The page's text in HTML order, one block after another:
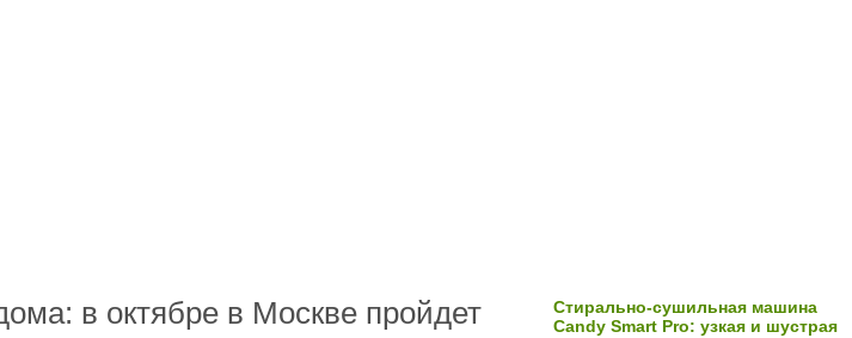
в октябре в Москве пройдет
Стирально-сушильная машина
Candy Smart Pro: узкая и шустрая